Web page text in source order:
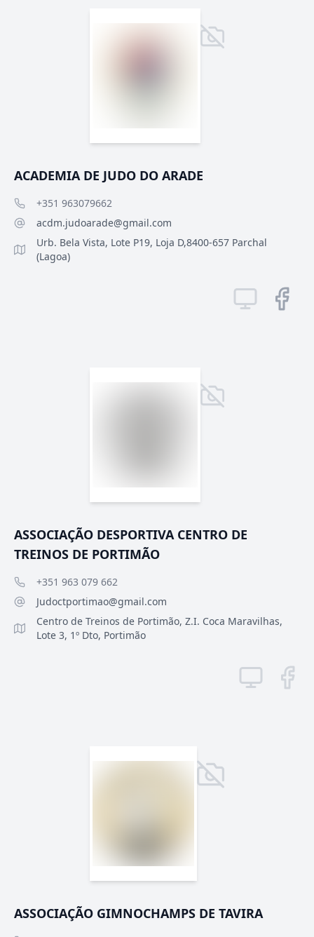
ACADEMIA DE JUDO DO ARADE
+351 963079662
acdm.judoarade@gmail.com
Urb. Bela Vista, Lote P19, Loja D,8400-657 Parchal
(Lagoa)
ASSOCIAÇÃO DESPORTIVA CENTRO DE
TREINOS DE PORTIMÃO
+351 963 079 662
Judoctportimao@gmail.com
Centro de Treinos de Portimão, Z.I. Coca Maravilhas,
Lote 3, 1º Dto, Portimão
ASSOCIAÇÃO GIMNOCHAMPS DE TAVIRA